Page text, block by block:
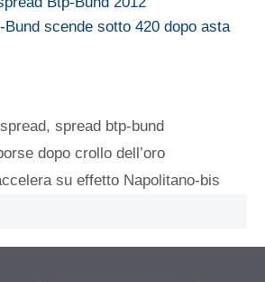
Bund scende sotto 420 dopo asta
spread,spread btp-bund
dopo crollo dell’oro
su effetto Napolitano-bis